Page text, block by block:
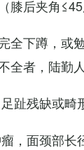
膝后夹角
全下蹲，或
全者，陆勤
趾残缺或畸
，面颈部长